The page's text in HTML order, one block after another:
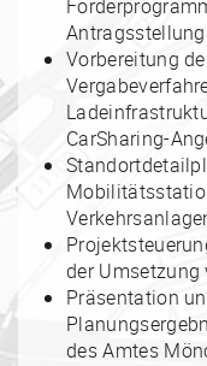
Antragsstellung
Vorbereitung
CarSharing-
der
Präsentation
des Amtes